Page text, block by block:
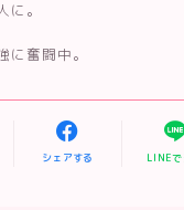
に。
に奮闘中。
シェアする LINEで